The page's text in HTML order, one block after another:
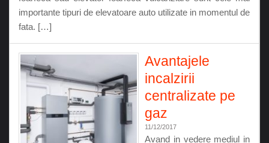
importante tipuri de elevatoare auto utilizate in momentul de
fata. […]
Avantajele
incalzirii
centralizate pe
gaz
11/12/2017
Avand in vedere mediul in